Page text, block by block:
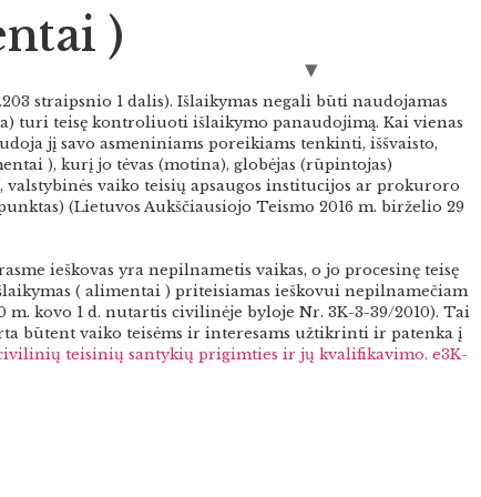
)
straipsnio 1 dalis). Išlaikymas negali būti naudojamas
turi teisę kontroliuoti išlaikymo panaudojimą. Kai vienas
jį savo asmeniniams poreikiams tenkinti, iššvaisto,
), kurį jo tėvas (motina), globėjas (rūpintojas)
valstybinės vaiko teisių apsaugos institucijos ar prokuroro
(Lietuvos Aukščiausiojo Teismo 2016 m. birželio 29
ieškovas yra nepilnametis vaikas, o jo procesinę teisę
( alimentai ) priteisiamas ieškovui nepilnamečiam
kovo 1 d. nutartis civilinėje byloje Nr. 3K-3-39/2010). Tai
būtent vaiko teisėms ir interesams užtikrinti ir patenka į
teisinių santykių prigimties ir jų kvalifikavimo. e3K-